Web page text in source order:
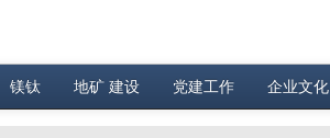
镁钛 地矿 建设 党建工作 企业文化